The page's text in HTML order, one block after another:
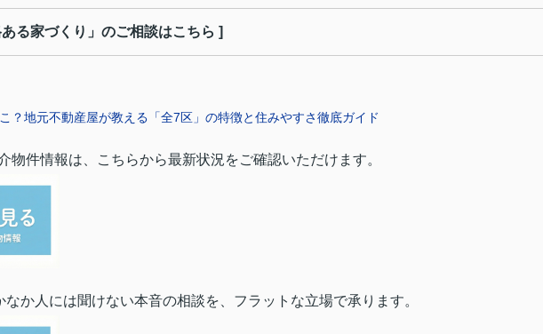
る家づくり」のご相談はこちら ]
？地元不動産屋が教える「全7区」の特徴と住みやすさ徹底ガイド
物件情報は、こちらから最新状況をご確認いただけます。
なか人には聞けない本音の相談を、フラットな立場で承ります。